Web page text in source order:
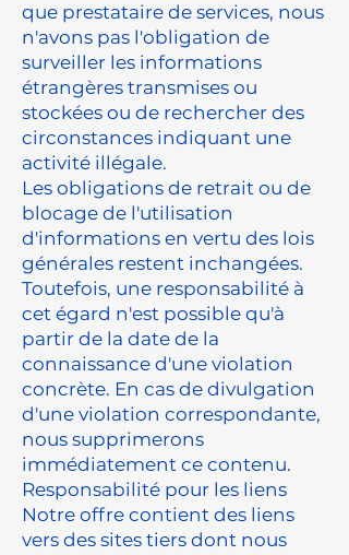
que prestataire de services, nous
n'avons pas l'obligation de
surveiller les informations
étrangères transmises ou
stockées ou de rechercher des
circonstances indiquant une
activité illégale.
Les obligations de retrait ou de
blocage de l'utilisation
d'informations en vertu des lois
générales restent inchangées.
Toutefois, une responsabilité à
cet égard n'est possible qu'à
partir de la date de la
connaissance d'une violation
concrète. En cas de divulgation
d'une violation correspondante,
nous supprimerons
immédiatement ce contenu.
Responsabilité pour les liens
Notre offre contient des liens
vers des sites tiers dont nous